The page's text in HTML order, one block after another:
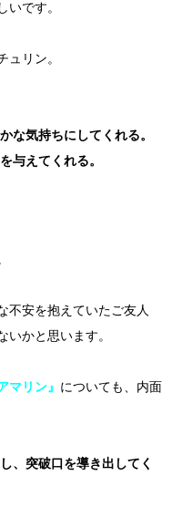
いです。
ュリン。
な気持ちにしてくれる。
与えてくれる。
不安を抱えていたご友人
いかと思います。
マリン』 についても、内面
、突破口を導き出してく